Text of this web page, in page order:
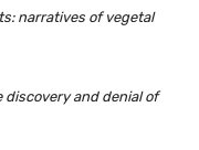
narratives of vegetal
discovery and denial of